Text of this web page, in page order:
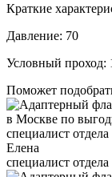
Краткие
Давление: 70
Условный проход:
Поможет
Елена
специалист